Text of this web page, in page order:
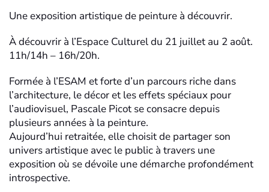
Une exposition artistique de peinture à découvrir.
À découvrir à l’Espace Culturel du 21 juillet au 2 août.
11h/14h – 16h/20h.
Formée à l’ESAM et forte d’un parcours riche dans
l’architecture, le décor et les effets spéciaux pour
l’audiovisuel, Pascale Picot se consacre depuis
plusieurs années à la peinture.
Aujourd’hui retraitée, elle choisit de partager son
univers artistique avec le public à travers une
exposition où se dévoile une démarche profondément
introspective.